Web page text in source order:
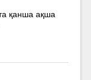
қанша ақша